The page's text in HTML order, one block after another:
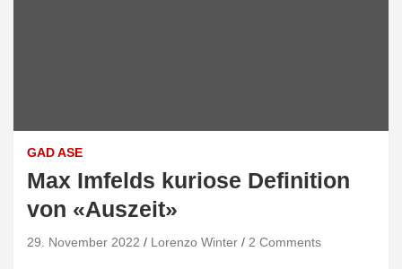
GAD ASE
Max Imfelds kuriose Definition
von «Auszeit»
29. November 2022 Lorenzo Winter 2 Comments